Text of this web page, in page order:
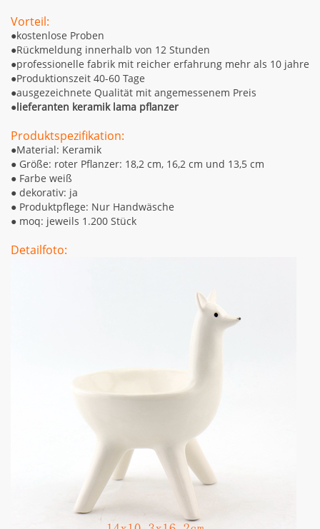
Vorteil:
●kostenlose Proben
●Rückmeldung innerhalb von 12 Stunden
●professionelle fabrik mit reicher erfahrung mehr als 10 jahre
●Produktionszeit 40-60 Tage
●ausgezeichnete Qualität mit angemessenem Preis
●lieferanten keramik lama pflanzer
Produktspezifikation:
●Material: Keramik
● Größe: roter Pflanzer: 18,2 cm, 16,2 cm und 13,5 cm
● Farbe weiß
● dekorativ: ja
● Produktpflege: Nur Handwäsche
● moq: jeweils 1.200 Stück
Detailfoto: